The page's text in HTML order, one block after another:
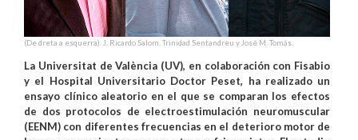
(De dreta a esquerra). J. Ricardo Salom, Trinidad Sentandreu y José M. Tomás.
La Universitat de València (UV), en colaboración con Fisabio
y el Hospital Universitario Doctor Peset, ha realizado un
ensayo clínico aleatorio en el que se comparan los efectos
de dos protocolos de electroestimulación neuromuscular
(EENM) con diferentes frecuencias en el deterioro motor de